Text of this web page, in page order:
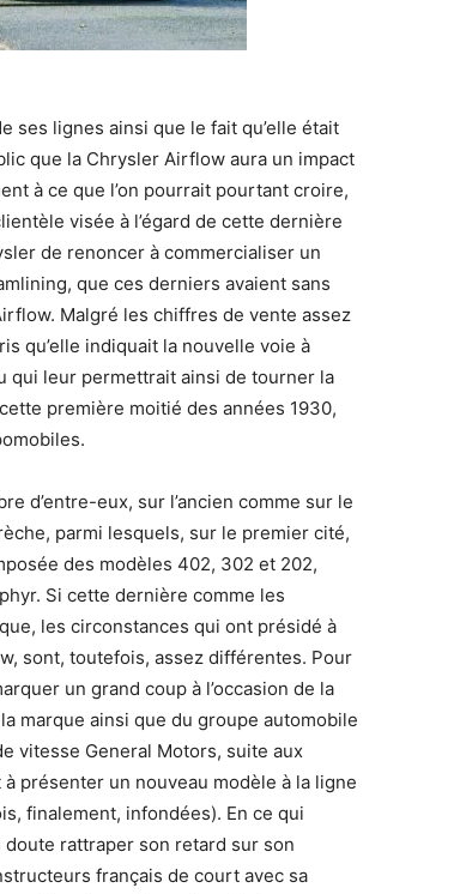
ses lignes ainsi que le fait qu’elle était
que la Chrysler Airflow aura un impact
à ce que l’on pourrait pourtant croire,
visée à l’égard de cette dernière
de renoncer à commercialiser un
que ces derniers avaient sans
Malgré les chiffres de vente assez
qu’elle indiquait la nouvelle voie à
qui leur permettrait ainsi de tourner la
première moitié des années 1930,
d’entre-eux, sur l’ancien comme sur le
parmi lesquels, sur le premier cité,
des modèles 402, 302 et 202,
Si cette dernière comme les
les circonstances qui ont présidé à
sont, toutefois, assez différentes. Pour
un grand coup à l’occasion de la
marque ainsi que du groupe automobile
vitesse General Motors, suite aux
présenter un nouveau modèle à la ligne
finalement, infondées). En ce qui
rattraper son retard sur son
français de court avec sa